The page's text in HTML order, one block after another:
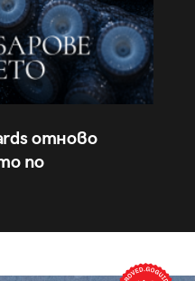
отново
по